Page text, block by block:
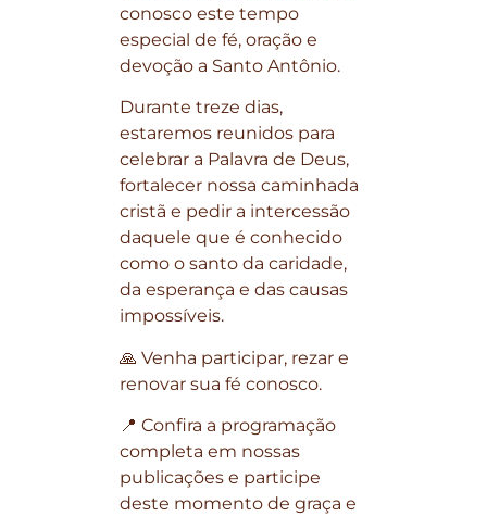
conosco este tempo
especial de fé, oração e
devoção a Santo Antônio.
Durante treze dias,
estaremos reunidos para
celebrar a Palavra de Deus,
fortalecer nossa caminhada
cristã e pedir a intercessão
daquele que é conhecido
como o santo da caridade,
da esperança e das causas
impossíveis.
🙏 Venha participar, rezar e
renovar sua fé conosco.
📍 Confira a programação
completa em nossas
publicações e participe
deste momento de graça e